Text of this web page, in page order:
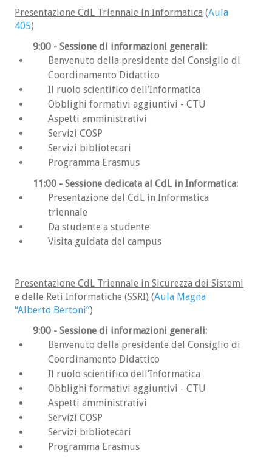
Inglese (solo di autovalutazione, non viene
Il TOLC-S sarà erogato nelle date pubblicate sul
sito diCISIA. I test possono essere svolti sia con
la modalità TOLC@CASA sia in presenza con la
modalità TOLC all'università. Consultare il
di ateneo per maggiori informazioni e
aggiornamenti.
Per esercitarsi:
è possibile sostenere il TOLC utilizzando
area testsul sito delCISIA
per il testTOLC-Sdove è possibile trovare
syllabusche riporta l'elenco degli
argomenti trattati nel test. Il sito di CISIA
presenta anche un'apposita sezione
possibile allenarsi svolgendo delle prove
registrazione è gratuita). Non ci risulta che
sia al momento disponibile un manuale
specifico per la preparazione del TOLC-S.
disponibile materiale elettronico e cartaceo
per la preparazione a vari test di ingresso.
Seppur non esista materiale specifico per il
TOLC-S è possibile far riferimento alle
risorse per la preparazione ai test di
ingegneria che ha alcune parti in
comune con il TOLC-S (es: matematica,
comprensione del testo).
Presentazione CdL Triennale in Informatica (Aula
405)
9:00 - Sessione di informazioni generali:
Benvenuto della presidente del Consiglio di
Coordinamento Didattico
Il ruolo scientifico dell’Informatica
Obblighi formativi aggiuntivi - CTU
Aspetti amministrativi
Servizi COSP
Servizi bibliotecari
Programma Erasmus
11:00 - Sessione dedicata al CdL in Informatica:
Presentazione del CdL in Informatica
triennale
Da studente a studente
Visita guidata del campus
Presentazione CdL Triennale in Sicurezza dei Sistemi
e delle Reti Informatiche (SSRI) (Aula Magna
“Alberto Bertoni”)
9:00 - Sessione di informazioni generali:
Benvenuto della presidente del Consiglio di
Coordinamento Didattico
Il ruolo scientifico dell’Informatica
Obblighi formativi aggiuntivi - CTU
Aspetti amministrativi
Servizi COSP
Servizi bibliotecari
Programma Erasmus